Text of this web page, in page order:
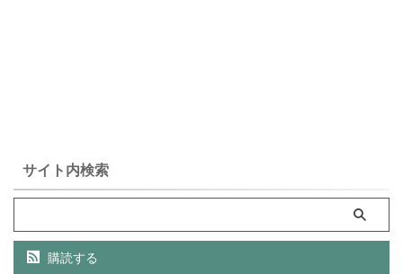
サイト内検索
購読する